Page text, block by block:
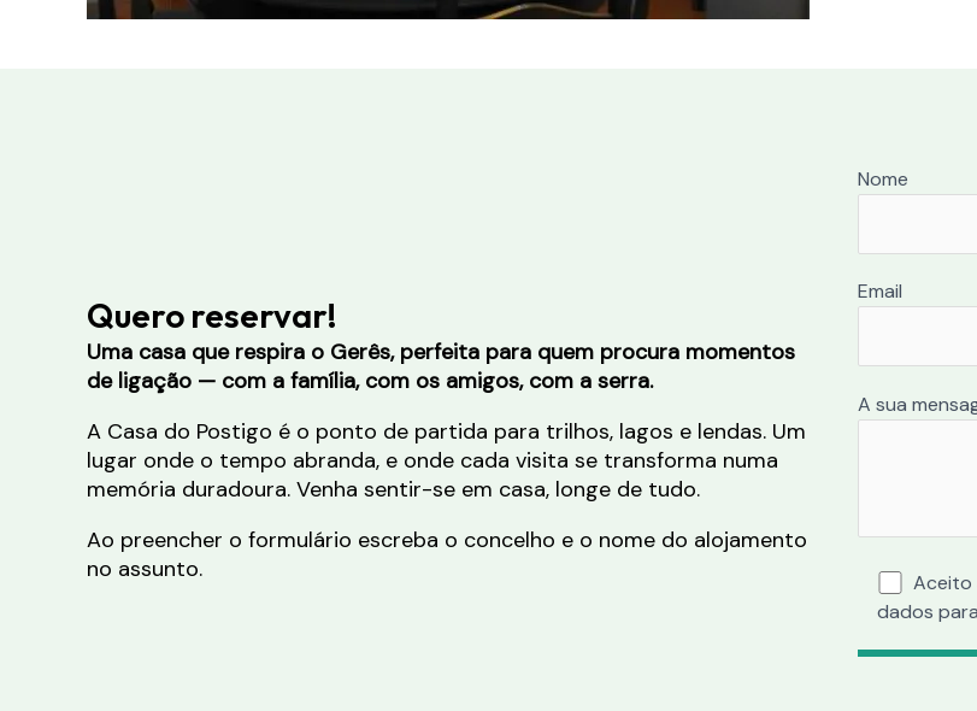
Quero reservar!
Uma casa que respira o Gerês, perfeita para quem procura momentos
de ligação — com a família, com os amigos, com a serra.
A Casa do Postigo é o ponto de partida para trilhos, lagos e lendas. Um
lugar onde o tempo abranda, e onde cada visita se transforma numa
memória duradoura. Venha sentir-se em casa, longe de tudo.
Ao preencher o formulário escreba o concelho e o nome do alojamento
no assunto.
Nome
Email
A sua
dados